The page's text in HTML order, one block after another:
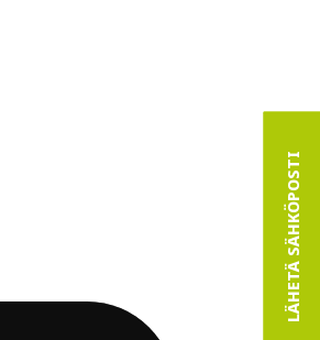
LÄHETÄ SÄHKÖPOSTI